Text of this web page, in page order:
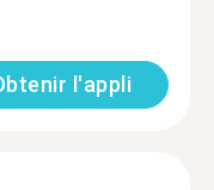
l'appli